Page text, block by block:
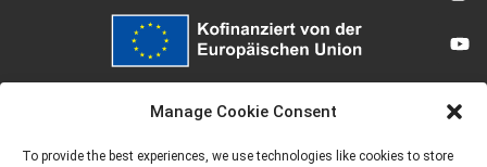
Manage Cookie Consent
To provide the best experiences, we use technologies like cookies to store
Meinungen entsprechen jedoch ausschließlich denen des Autors bzw. der
Autoren und spiegeln nicht zwingend die der Europäischen Union oder der
werden.